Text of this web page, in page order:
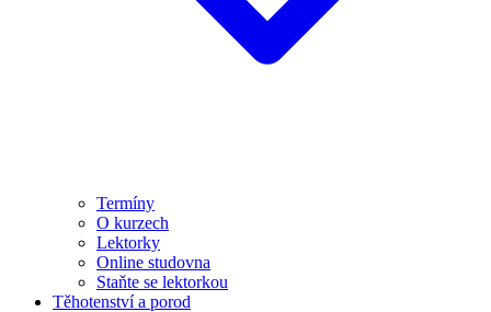
Termíny
O kurzech
Lektorky
Online studovna
Staňte se lektorkou
Těhotenství a porod